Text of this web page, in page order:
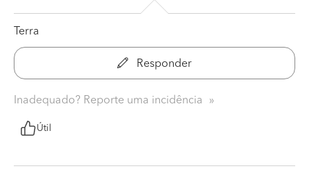
Terra
Responder
Inadequado? Reporte uma incidência
Útil